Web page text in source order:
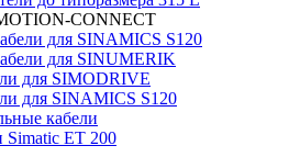
CONNECT
для SINAMICS S120
для SINUMERIK
для SIMODRIVE
для SINAMICS S120
кабели
ET 200